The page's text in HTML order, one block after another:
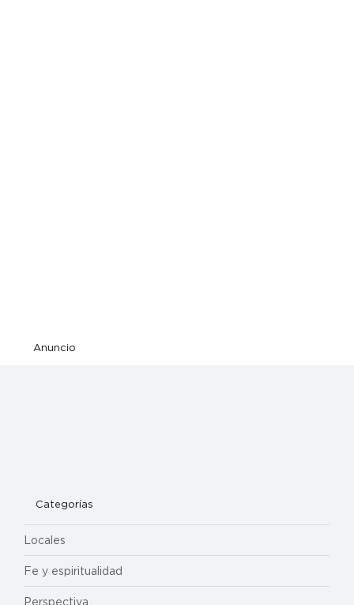
Anuncio
Categorías
Locales
Fe y espiritualidad
Perspectiva